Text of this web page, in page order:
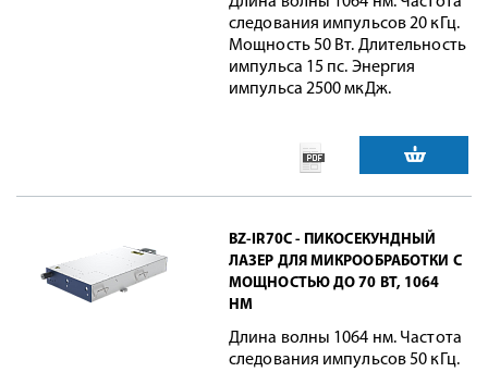
следования импульсов 20 кГц.
Мощность 50 Вт. Длительность
импульса 15 пс. Энергия
импульса 2500 мкДж.
BZ-IR70C - ПИКОСЕКУНДНЫЙ
ЛАЗЕР ДЛЯ МИКРООБРАБОТКИ С
МОЩНОСТЬЮ ДО 70 ВТ, 1064
НМ
Длина волны 1064 нм. Частота
следования импульсов 50 кГц.